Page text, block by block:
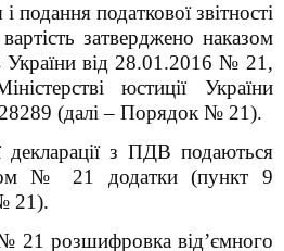
подання податкової звітності
затверджено наказом
України від 28.01.2016 № 21,
юстиції України
(далі – Порядок № 21).
декларації з ПДВ подаються
№ 21 додатки (пункт 9
21).
21 розшифровка від’ємного